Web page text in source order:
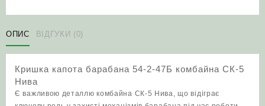
2-
47Б
СК-5
Нива
кількість
ОПИС ВІДГУКИ (0)
Кришка капота барабана 54-2-47Б комбайна СК-5
Нива
Є важливою деталлю комбайна СК-5 Нива, що відіграє